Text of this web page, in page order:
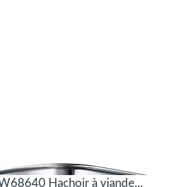
Hachoir à viande...